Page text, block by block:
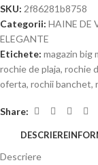
SKU: 2f86281b8758
Categorii: HAINE DE
ELEGANTE
Etichete: magazin big
rochie de plaja, rochie
oferta, rochii banchet,
Share:
DESCRIERE
Descriere